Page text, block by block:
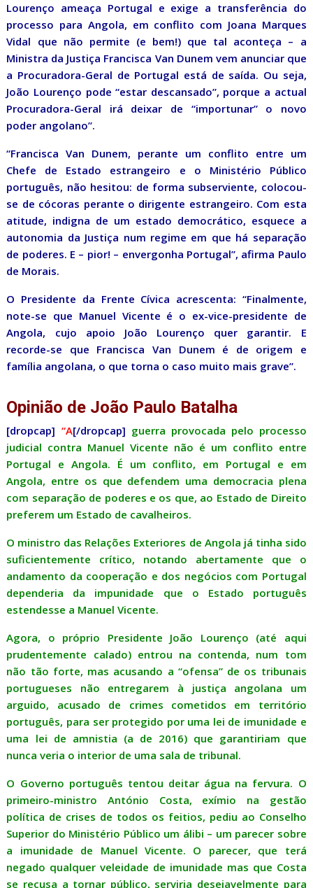
Lourenço ameaça Portugal e exige a transferência do
processo para Angola, em conflito com Joana Marques
Vidal que não permite (e bem!) que tal aconteça – a
Ministra da Justiça Francisca Van Dunem vem anunciar que
a Procuradora-Geral de Portugal está de saída. Ou seja,
João Lourenço pode “estar descansado”, porque a actual
Procuradora-Geral irá deixar de “importunar” o novo
poder angolano”.
“Francisca Van Dunem, perante um conflito entre um
Chefe de Estado estrangeiro e o Ministério Público
português, não hesitou: de forma subserviente, colocou-
se de cócoras perante o dirigente estrangeiro. Com esta
atitude, indigna de um estado democrático, esquece a
autonomia da Justiça num regime em que há separação
de poderes. E – pior! – envergonha Portugal”, afirma Paulo
de Morais.
O Presidente da Frente Cívica acrescenta: “Finalmente,
note-se que Manuel Vicente é o ex-vice-presidente de
Angola, cujo apoio João Lourenço quer garantir. E
recorde-se que Francisca Van Dunem é de origem e
família angolana, o que torna o caso muito mais grave”.
Opinião de João Paulo Batalha
[dropcap] “A[/dropcap] guerra provocada pelo processo
judicial contra Manuel Vicente não é um conflito entre
Portugal e Angola. É um conflito, em Portugal e em
Angola, entre os que defendem uma democracia plena
com separação de poderes e os que, ao Estado de Direito
preferem um Estado de cavalheiros.
O ministro das Relações Exteriores de Angola já tinha sido
suficientemente crítico, notando abertamente que o
andamento da cooperação e dos negócios com Portugal
dependeria da impunidade que o Estado português
estendesse a Manuel Vicente.
Agora, o próprio Presidente João Lourenço (até aqui
prudentemente calado) entrou na contenda, num tom
não tão forte, mas acusando a “ofensa” de os tribunais
portugueses não entregarem à justiça angolana um
arguido, acusado de crimes cometidos em território
português, para ser protegido por uma lei de imunidade e
uma lei de amnistia (a de 2016) que garantiriam que
nunca veria o interior de uma sala de tribunal.
O Governo português tentou deitar água na fervura. O
primeiro-ministro António Costa, exímio na gestão
política de crises de todos os feitios, pediu ao Conselho
Superior do Ministério Público um álibi – um parecer sobre
a imunidade de Manuel Vicente. O parecer, que terá
negado qualquer veleidade de imunidade mas que Costa
se recusa a tornar público, serviria desejavelmente para